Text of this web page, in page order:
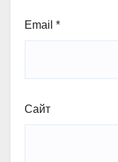
Email *
Сайт